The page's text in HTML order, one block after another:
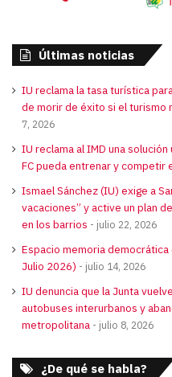
Últimas noticias
IU reclama la tasa turística
de morir de éxito si el turismo
7, 2026
IU reclama al IMD una
FC pueda entrenar y competir
Ismael Sánchez (IU) exige a
vacaciones” y active un plan
en los barrios
julio 22, 2026
Espacio memoria democrática
Julio 2026)
julio 14, 2026
IU denuncia que la Junta
autobuses interurbanos y
metropolitana
julio 8, 2026
¿De qué se habla?